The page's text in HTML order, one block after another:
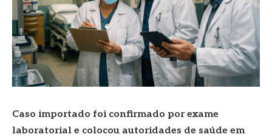
Caso importado foi confirmado por exame
laboratorial e colocou autoridades de saúde em